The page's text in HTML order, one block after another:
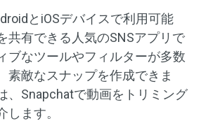
とiOSデバイスで利用可能
共有できる人気のSNSアプリで
ブなツールやフィルターが多数
素敵なスナップを作成できま
、Snapchatで動画をトリミング
します。